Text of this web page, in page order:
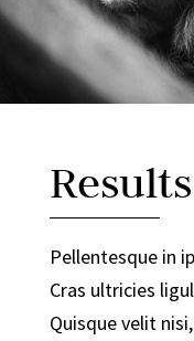
Results
Pellentesque in
Cras ultricies
Quisque velit